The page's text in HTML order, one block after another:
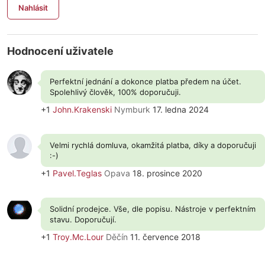
Nahlásit
Hodnocení uživatele
Perfektní jednání a dokonce platba předem na účet.
Spolehlivý člověk, 100% doporučuji.
+1 John.Krakenski Nymburk 17. ledna 2024
Velmi rychlá domluva, okamžitá platba, díky a doporučuji
:-)
+1 Pavel.Teglas Opava 18. prosince 2020
Solidní prodejce. Vše, dle popisu. Nástroje v perfektním
stavu. Doporučují.
+1 Troy.Mc.Lour Děčín 11. července 2018